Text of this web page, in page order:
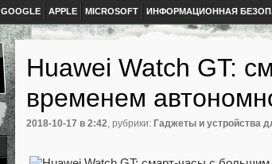
GOOGLE APPLE MICROSOFT ИНФОРМАЦИОННАЯ
Huawei Watch GT:
временем
2018-10-17 в 2:42, рубрики: Гаджеты и устройства